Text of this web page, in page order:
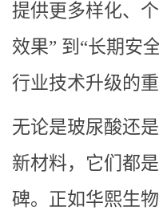
提供更多样化、
效果” 到“长期安
行业技术升级的
无论是玻尿酸还
新材料，它们都
碑。正如华熙生